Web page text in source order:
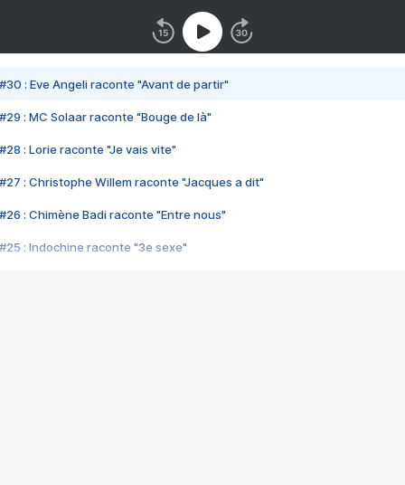
#30 : Eve Angeli raconte "Avant de partir"
#29 : MC Solaar raconte "Bouge de là"
#28 : Lorie raconte "Je vais vite"
#27 : Christophe Willem raconte "Jacques a dit"
#26 : Chimène Badi raconte "Entre nous"
#25 : Indochine raconte "3e sexe"